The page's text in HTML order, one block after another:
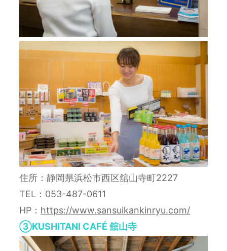
住所：静岡県浜松市西区舘山寺町2227
TEL：053-487-0611
HP： https://www.sansuikankinryu.com/
③KUSHITANI CAFÉ 舘山寺